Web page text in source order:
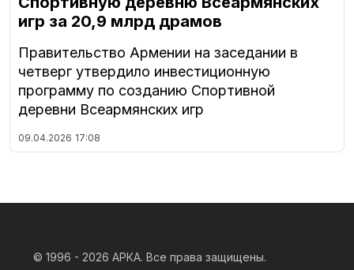
игр за 20,9 млрд драмов
Правительство Армении на заседании в
четверг утвердило инвестиционную
программу по созданию Спортивной
деревни Всеармянских игр
09.04.2026 17:08
© 1996 - 2026 АРКА. Все права защищены.